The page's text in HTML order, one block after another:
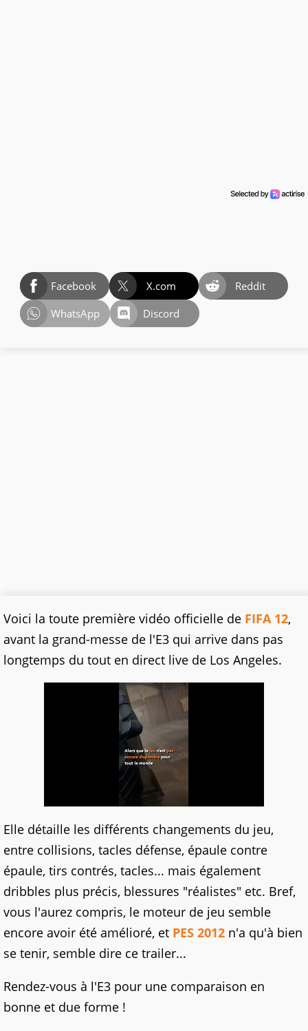
Facebook X.com
Reddit
WhatsApp
Discord
Voici la toute première vidéo officielle de FIFA 12,
avant la grand-messe de l'E3 qui arrive dans pas
longtemps du tout en direct live de Los Angeles.
Elle détaille les différents changements du jeu,
entre collisions, tacles défense, épaule contre
épaule, tirs contrés, tacles... mais également
dribbles plus précis, blessures "réalistes" etc. Bref,
vous l'aurez compris, le moteur de jeu semble
encore avoir été amélioré, et PES 2012 n'a qu'à bien
se tenir, semble dire ce trailer...
Rendez-vous à l'E3 pour une comparaison en
bonne et due forme !